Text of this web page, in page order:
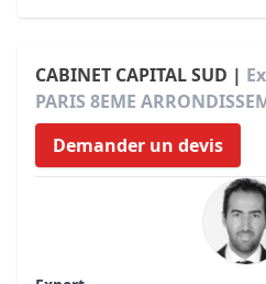
CABINET CAPITAL SUD |
PARIS 8EME
Demander un devis